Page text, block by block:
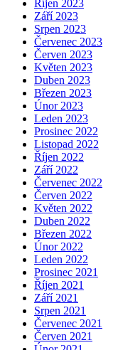
Říjen 2023
Září 2023
Srpen 2023
Červenec 2023
Červen 2023
Květen 2023
Duben 2023
Březen 2023
Únor 2023
Leden 2023
Prosinec 2022
Listopad 2022
Říjen 2022
Září 2022
Červenec 2022
Červen 2022
Květen 2022
Duben 2022
Březen 2022
Únor 2022
Leden 2022
Prosinec 2021
Říjen 2021
Září 2021
Srpen 2021
Červenec 2021
Červen 2021